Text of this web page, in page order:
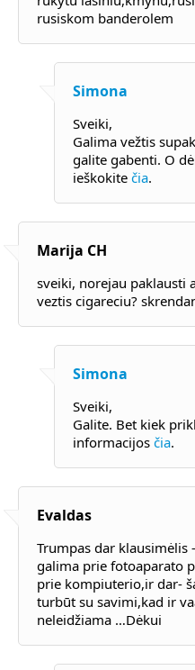
rusiskom banderolem
Simona
Sveiki,
Galima vežtis
galite gabenti. O
ieškokite čia.
Marija CH
sveiki, norejau paklausti
veztis cigareciu?
Simona
Sveiki,
Galite. Bet kiek
informacijos čia.
Evaldas
Trumpas dar klausimėlis
galima prie fotoaparato
prie kompiuterio,ir dar-
turbūt su savimi,kad ir
neleidžiama …Dėkui